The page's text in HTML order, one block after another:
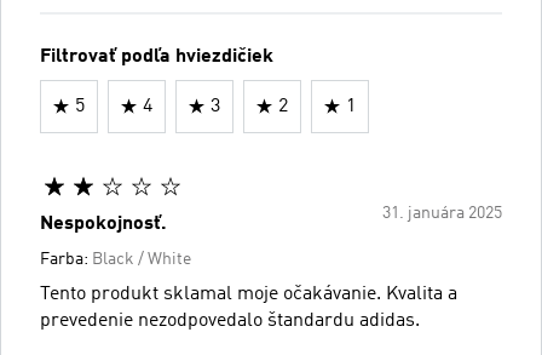
Filtrovať podľa hviezdičiek
5 4 3 2 1
31. januára 2025
Nespokojnosť.
Farba: Black / White
Tento produkt sklamal moje očakávanie. Kvalita a
prevedenie nezodpovedalo štandardu adidas.